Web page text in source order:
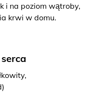
i na poziom wątroby,
krwi w domu.